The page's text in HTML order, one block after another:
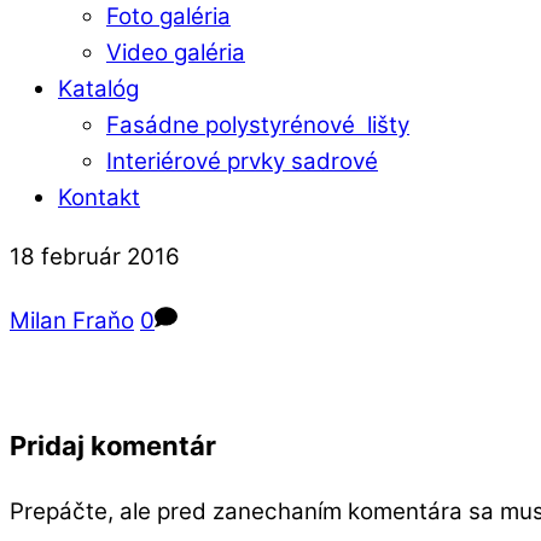
Foto galéria
Video galéria
Katalóg
Fasádne polystyrénové lišty
Interiérové prvky sadrové
Kontakt
Close
Close
18 február 2016
Milan Fraňo 0
Pridaj komentár
Prepáčte, ale pred zanechaním komentára sa